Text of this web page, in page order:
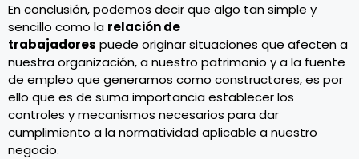
En conclusión, podemos decir que algo tan simple y
sencillo como la relación de
trabajadores puede originar situaciones que afecten a
nuestra organización, a nuestro patrimonio y a la fuente
de empleo que generamos como constructores, es por
ello que es de suma importancia establecer los
controles y mecanismos necesarios para dar
cumplimiento a la normatividad aplicable a nuestro
negocio.